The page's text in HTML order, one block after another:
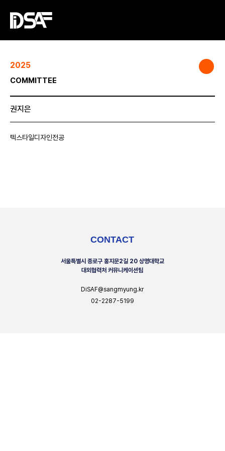
2025
COMMITTEE
권지은
텍스타일디자인전공
CONTACT
서울특별시 종로구 홍지문2길 20 상명대학교
대외협력처 커뮤니케이션팀
DiSAF@sangmyung.kr
02-2287-5199